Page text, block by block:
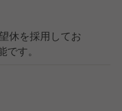
休を採用してお
す。